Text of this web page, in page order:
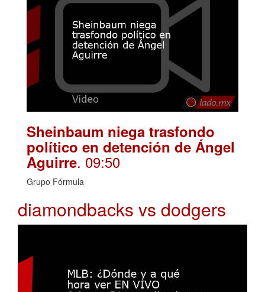
Sheinbaum niega trasfondo
político en detención de Ángel
Aguirre. 09:50
Grupo Fórmula
diamondbacks vs dodgers